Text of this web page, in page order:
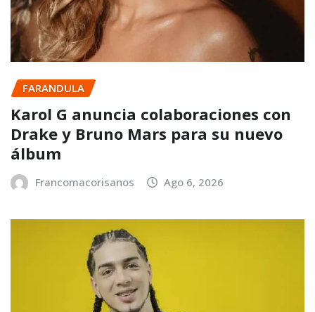
FARANDULA
Karol G anuncia colaboraciones con
Drake y Bruno Mars para su nuevo
álbum
Francomacorisanos Ago 6, 2026